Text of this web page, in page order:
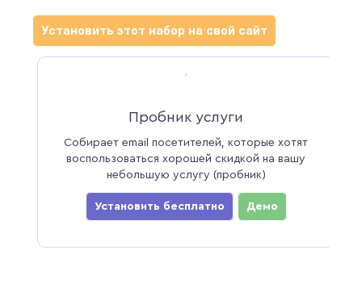
Установить этот набор на свой сайт
Пробник услуги
Собирает email посетителей, которые хотят
воспользоваться хорошей скидкой на вашу
небольшую услугу (пробник)
Установить бесплатно Демо